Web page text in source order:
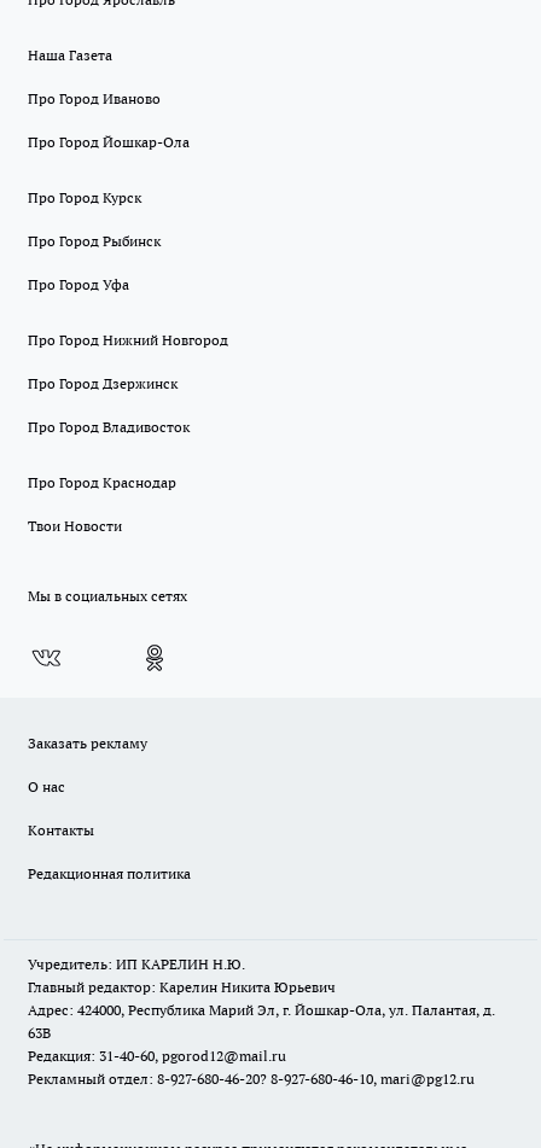
Наша Газета
Про Город Иваново
Про Город Йошкар-Ола
Про Город Курск
Про Город Рыбинск
Про Город Уфа
Про Город Нижний Новгород
Про Город Дзержинск
Про Город Владивосток
Про Город Краснодар
Твои Новости
Мы в социальных сетях
Заказать рекламу
О нас
Контакты
Редакционная политика
Учредитель: ИП КАРЕЛИН Н.Ю.
Главный редактор: Карелин Никита Юрьевич
Адрес: 424000, Республика Марий Эл, г. Йошкар-Ола, ул. Палантая, д.
63В
Редакция: 31-40-60, pgorod12@mail.ru
Рекламный отдел: 8-927-680-46-20? 8-927-680-46-10, mari@pg12.ru